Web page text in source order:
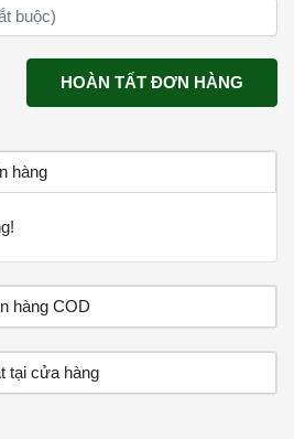
HOÀN TẤT ĐƠN HÀNG
hàng
hàng COD
tại cửa hàng